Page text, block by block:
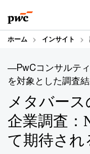
to
content
to
footer
ホーム インサイト
―PwCコンサルテ
を対象とした調査
メタバー
企業調査：
て期待され